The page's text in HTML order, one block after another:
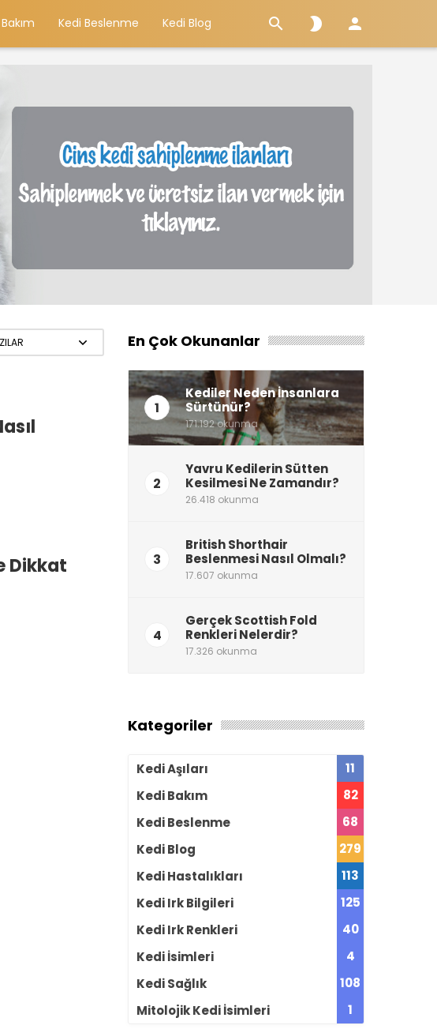
Kedi Beslenme Kedi Blog   
Dikkat
En Çok Okunanlar
1
Kediler Neden İnsanlara
Sürtünür?
171.192 okunma
2
Yavru Kedilerin Sütten
Kesilmesi Ne Zamandır?
26.418 okunma
3
British Shorthair
Beslenmesi Nasıl Olmalı?
17.607 okunma
4
Gerçek Scottish Fold
Renkleri Nelerdir?
17.326 okunma
Kategoriler
Kedi Aşıları
11
Kedi Bakım
82
Kedi Beslenme
68
Kedi Blog
279
Kedi Hastalıkları
113
Kedi Irk Bilgileri
125
Kedi Irk Renkleri
40
Kedi İsimleri
4
Kedi Sağlık
108
Mitolojik Kedi İsimleri
1